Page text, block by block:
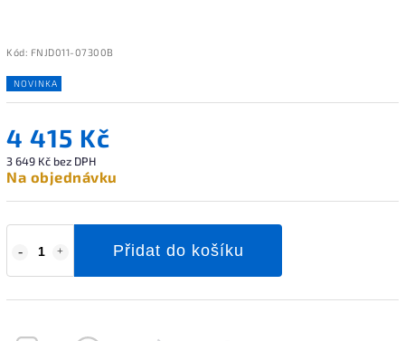
Kód: FNJD011-07300B
NOVINKA
4 415 Kč
3 649 Kč bez DPH
Na objednávku
Přidat do košíku